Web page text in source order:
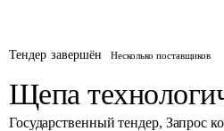
Тендер завершён Несколько поставщиков
Щепа
Государственный тендер, Запрос